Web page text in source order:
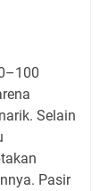
Selain
Pasir